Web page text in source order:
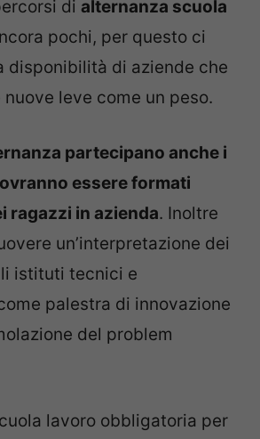
di alternanza scuola
pochi, per questo ci
disponibilità di aziende che
leve come un peso.
partecipano anche i
essere formati
ragazzi in azienda. Inoltre
un’interpretazione dei
istituti tecnici e
palestra di innovazione
del problem
lavoro obbligatoria per